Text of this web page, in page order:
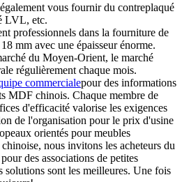
vous fournir du contreplaqué
LVL, etc.
professionnels dans la fourniture de
mm avec une épaisseur énorme.
du Moyen-Orient, le marché
régulièrement chaque mois.
commercialepour des informations
MDF chinois. Chaque membre de
d'efficacité valorise les exigences
de l'organisation pour le prix d'usine
orientés pour meubles
nous invitons les acheteurs du
des associations de petites
solutions sont les meilleures. Une fois